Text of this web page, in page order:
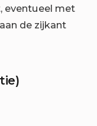
eventueel met
de zijkant